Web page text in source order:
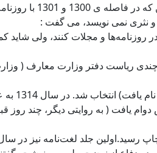
دشتی همکاری می کرد.
نثری نمی نویسد، می گفت :
و مجلات کنند، ولی شاید
ریاست دفتر وزارت معارف (
دهخدا